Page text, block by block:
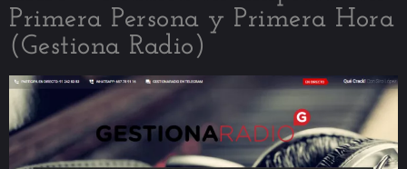
Primera Persona y Primera Hora
(Gestiona Radio)